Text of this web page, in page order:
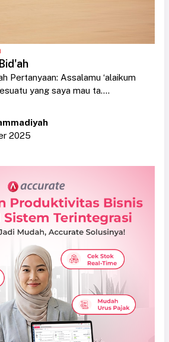
Pertanyaan: Assalamu ‘alaikum
yang saya mau ta....
2025